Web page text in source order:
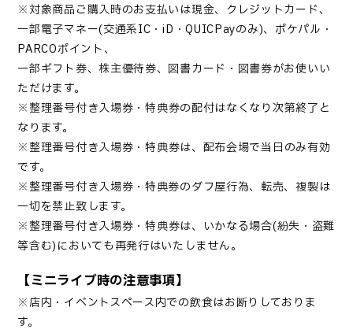
※対象商品ご購入時のお支払いは現金、クレジットカード、
一部電子マネー(交通系IC・iD・QUICPayのみ)、ポケパル・
PARCOポイント、
一部ギフト券、株主優待券、図書カード・図書券がお使いい
ただけます。
※整理番号付き入場券 ・特典券の配付はなくなり次第終了と
なります。
※整理番号付き入場券 ・特典券は、配布会場で当日のみ有効
です。
※整理番号付き入場券・特典券のダフ屋行為、転売、複製は
一切を禁止致します。
※整理番号付き入場券 ・特典券は、いかなる場合(紛失・盗難
等含む)においても再発行はいたしません。
【ミニライブ時の注意事項】
※店内・イベントスペース内での飲食はお断りしておりま
す。